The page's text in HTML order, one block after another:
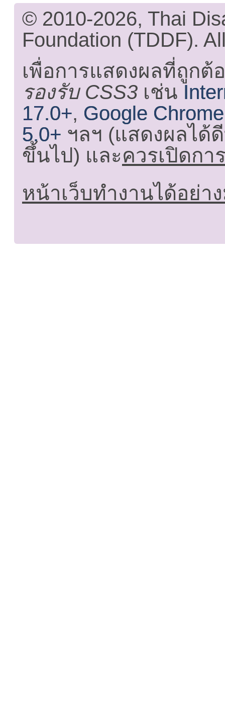
© 2010-2026, Thai
Foundation (TDDF).
เพื่อการแสดงผลที่ถูกต้
รองรับ CSS3 เช่น
17.0+, Google
5.0+ ฯลฯ (แสดงผลได้
ขึ้นไป) และควรเปิดกา
หน้าเว็บทำงานได้อย่า